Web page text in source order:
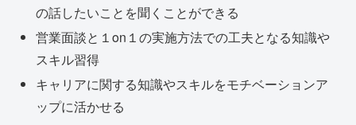
の話したいことを聞くことができる
営業面談と１on１の実施方法での工夫となる知識や
スキル習得
キャリアに関する知識やスキルをモチベーションア
ップに活かせる